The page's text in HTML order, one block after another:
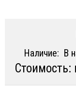
НОВОСТИ
ДОСТАВКА
КОНТАКТЫ
Наличие: В
Стоимость: